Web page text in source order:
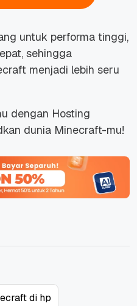
untuk performa tinggi,
sehingga
menjadi lebih seru
dengan Hosting
dunia Minecraft-mu!
di hp